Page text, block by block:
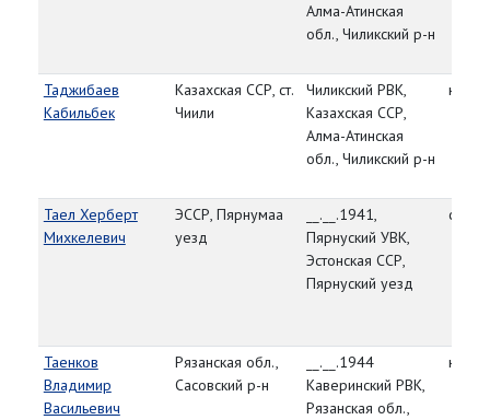
Алма-Атинская
обл., Чиликский р-н
Таджибаев
Кабильбек
Казахская ССР, ст.
Чиили
Чиликский РВК,
Казахская ССР,
Алма-Атинская
обл., Чиликский р-н
Таел Херберт
Михкелевич
ЭССР, Пярнумаа
уезд
__.__.1941,
Пярнуский УВК,
Эстонская ССР,
Пярнуский уезд
Таенков
Владимир
Васильевич
Рязанская обл.,
Сасовский р-н
__.__.1944
Каверинский РВК,
Рязанская обл.,